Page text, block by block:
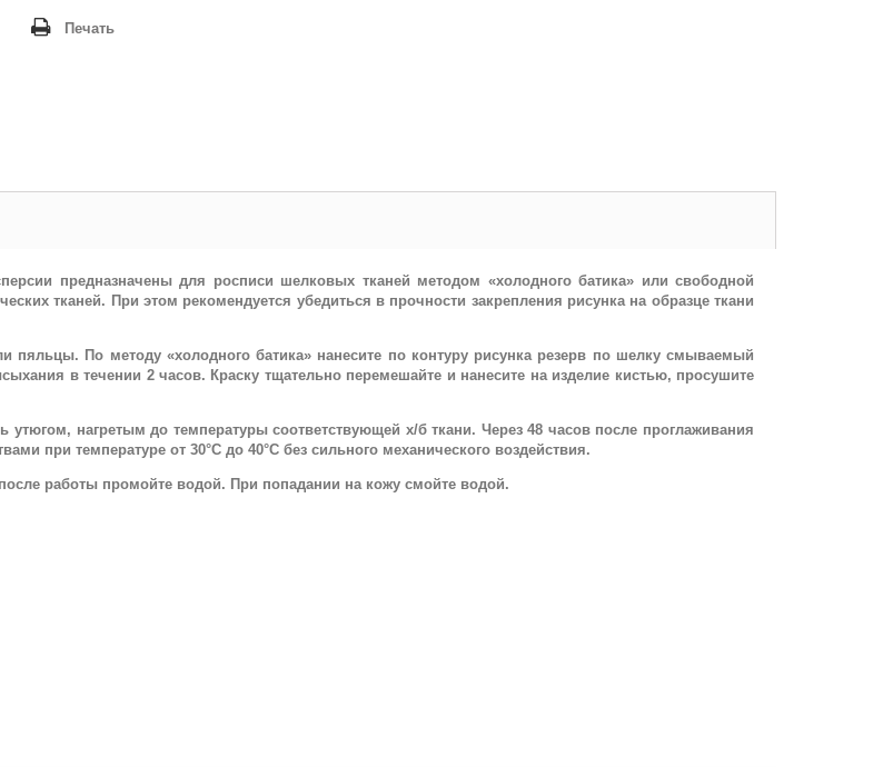
Печать
предназначены для росписи шелковых тканей методом «холодного батика» или свободной
тканей. При этом рекомендуется убедиться в прочности закрепления рисунка на образце ткани
пяльцы. По методу «холодного батика» нанесите по контуру рисунка резерв по шелку смываемый
в течении 2 часов. Краску тщательно перемешайте и нанесите на изделие кистью, просушите
утюгом, нагретым до температуры соответствующей х/б ткани. Через 48 часов после проглаживания
при температуре от 30°С до 40°С без сильного механического воздействия.
работы промойте водой. При попадании на кожу смойте водой.